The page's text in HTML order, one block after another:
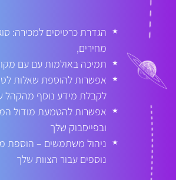
★
הגדרת כרטיסים למכירה:
מחירים,
★ תמיכה באולמות עם עם
★
אפשרות להוספת שאלות
לקבלת מידע נוסף מהקהל
★
אפשרות להטמעת מודול
ובפייסבוק שלך
★
ניהול משתמשים – הוספת
נוספים עבור הצוות שלך